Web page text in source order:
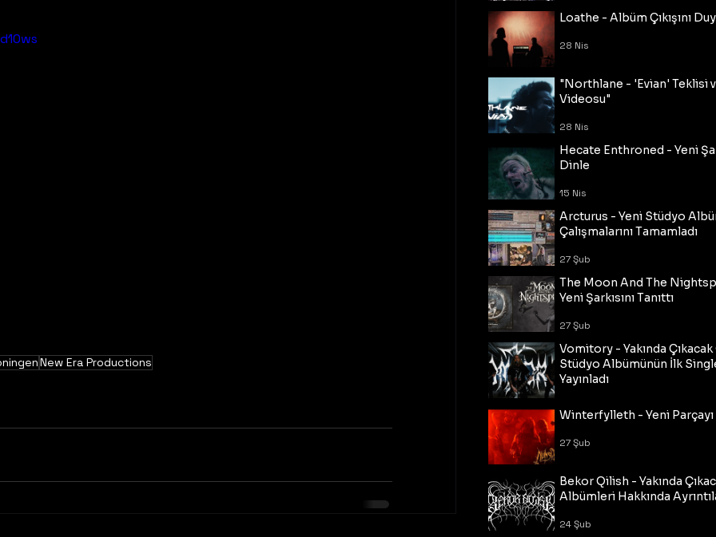
New Era Productions
Loathe - Albüm Çıkışını
28 Nis
"Northlane - 'Evian' Teklisi
Videosu"
28 Nis
Hecate Enthroned - Yeni
Dinle
15 Nis
Arcturus - Yeni Stüdyo
Çalışmalarını Tamamladı
27 Şub
The Moon And The
Yeni Şarkısını Tanıttı
27 Şub
Vomitory - Yakında
Stüdyo Albümünün İlk
Yayınladı
Winterfylleth - Yeni Parçayı
27 Şub
Bekor Qilish - Yakında
Albümleri Hakkında
24 Şub